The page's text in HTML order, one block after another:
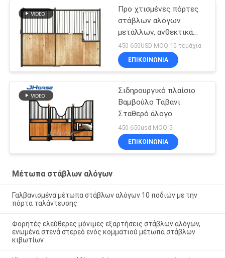
Προ χτισμένες πόρτες
στάβλων αλόγων
μετάλλων, ανθεκτικά
ιππικά μέτωπα στάβλων
σιταποθηκών αλόγων
450-650USD MOQ:10 τεμάχια
ΕΠΙΚΟΙΝΩΝΙΑ
Σιδηρουργικό πλαίσιο
Βαμβούλο Ταβάνι
Σταθερό άλογο
450-650usd MOQ:5
ΕΠΙΚΟΙΝΩΝΙΑ
Μέτωπα στάβλων αλόγων
Γαλβανισμένα μέτωπα στάβλων αλόγων 10 ποδιών με την
πόρτα ταλάντευσης
Φορητές ελεύθερες μόνιμες εξαρτήσεις στάβλων αλόγων,
ενωμένα στενά στερεό ενός κομματιού μέτωπα στάβλων
κιβωτίων